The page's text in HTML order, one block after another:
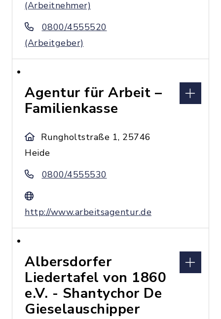
(Arbeitnehmer)
0800/4555520
(Arbeitgeber)
Agentur für Arbeit –
Familienkasse
Rungholtstraße 1, 25746
Heide
0800/4555530
http://www.arbeitsagentur.de
Albersdorfer
Liedertafel von 1860
e.V. - Shantychor De
Gieselauschipper